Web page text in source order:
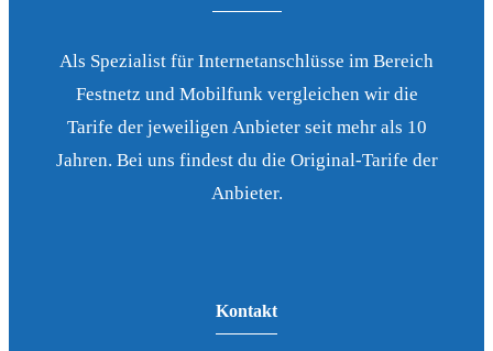
Als Spezialist für Internetanschlüsse im Bereich
Festnetz und Mobilfunk vergleichen wir die
Tarife der jeweiligen Anbieter seit mehr als 10
Jahren. Bei uns findest du die Original-Tarife der
Anbieter.
Kontakt